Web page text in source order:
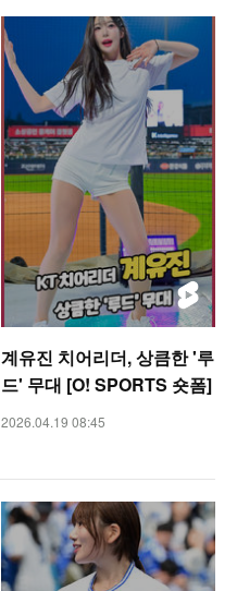
계유진 치어리더, 상큼한 '루
드' 무대 [O! SPORTS 숏폼]
2026.04.19 08:45